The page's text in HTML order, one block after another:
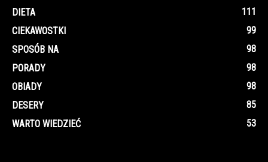
DIETA
111
CIEKAWOSTKI
99
SPOSÓB NA
98
PORADY
98
OBIADY
98
DESERY
85
WARTO WIEDZIEĆ
53